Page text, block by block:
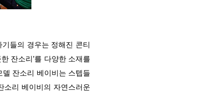
들의 경우는 정해진 콘티
잔소리’를 다양한 소재를
잔소리 베이비는 스텝들
소리 베이비의 자연스러운